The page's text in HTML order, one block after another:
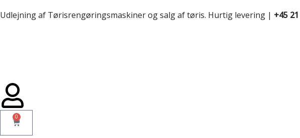
Udlejning af Tørisrengøringsmaskiner og salg af tøris. Hurtig levering | +45
0